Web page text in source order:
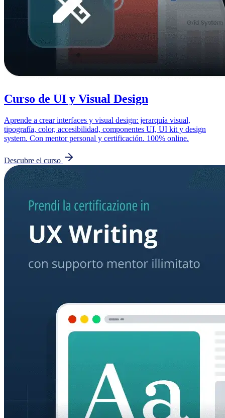
Curso de UI y Visual Design
Aprende a crear interfaces y visual design: jerarquía visual,
tipografía, color, accesibilidad, componentes UI, UI kit y design
system. Con mentor personal y certificación. 100% online.
Descubre el curso